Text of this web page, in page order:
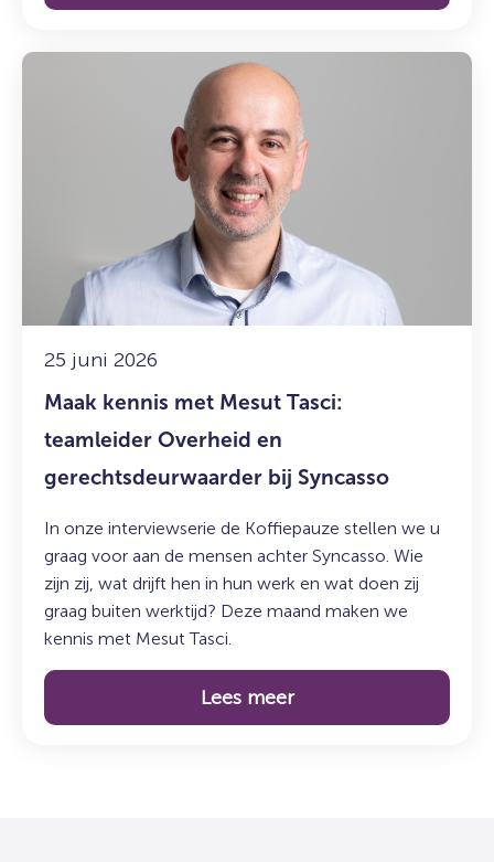
25 juni 2026
Maak kennis met Mesut Tasci:
teamleider Overheid en
gerechtsdeurwaarder bij Syncasso
In onze interviewserie de Koffiepauze stellen we u
graag voor aan de mensen achter Syncasso. Wie
zijn zij, wat drijft hen in hun werk en wat doen zij
graag buiten werktijd? Deze maand maken we
kennis met Mesut Tasci.
Lees meer
Lees
teamleider
Overheid
en
gerechtsdeurwaarder
Syncasso